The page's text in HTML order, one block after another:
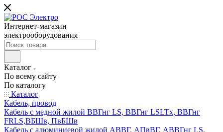
Интернет-магазин
электрооборудования
Каталог
По всему сайту
По каталогу
Каталог
Кабель, провод
Кабель с медной жилой ВВГнг LS, ВВГнг LSLTx, ВВГнг
FRLS,ВБШв, ПвБШв
Кабель с алюминиевой жилой АВВГ, АПвВГ, АВВГнг LS,